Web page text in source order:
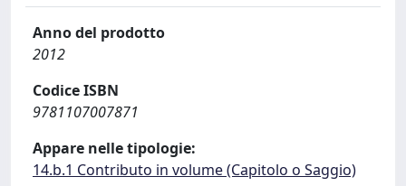
Anno del prodotto
2012
Codice ISBN
9781107007871
Appare nelle tipologie:
14.b.1 Contributo in volume (Capitolo o Saggio)